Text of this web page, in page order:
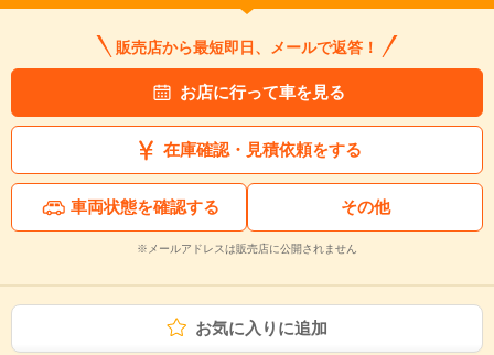
販売店から最短即日、メールで返答！
お店に行って車を見る
在庫確認・見積依頼をする
車両状態を確認する その他
※メールアドレスは販売店に公開されません
お気に入りに追加